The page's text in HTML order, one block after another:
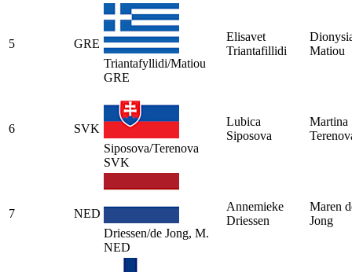
5
GRE
Triantafyllidi/Matiou
GRE
Elisavet
Triantafillidi
Matiou
6
SVK
Siposova/Terenova
SVK
Lubica
Siposova
Martina
7
NED
Driessen/de Jong, M.
NED
Annemieke
Driessen
Maren
Jong